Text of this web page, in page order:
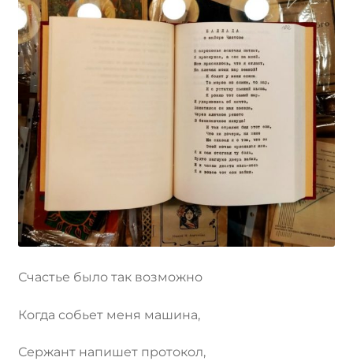
Счастье было так возможно
Когда собьет меня машина,
Сержант напишет протокол,